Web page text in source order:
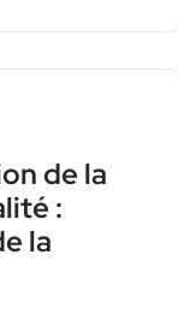
de la
:
la